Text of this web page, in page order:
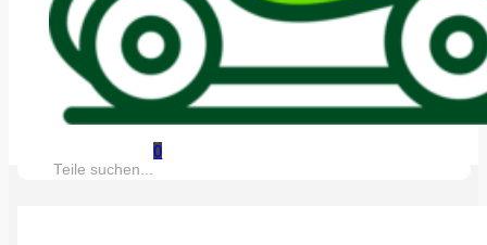
0
Suche: